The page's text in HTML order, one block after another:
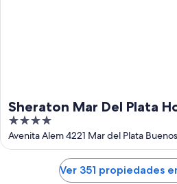
Sheraton Mar Del Plata
4
out
of
Avenita Alem 4221 Mar del Plata
Ver 351 propiedades